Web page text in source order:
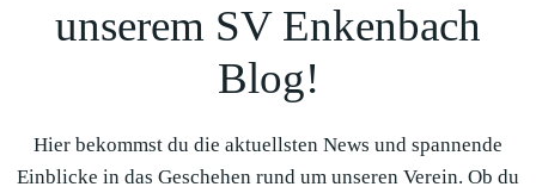
unserem SV Enkenbach
Blog!
Hier bekommst du die aktuellsten News und spannende
Einblicke in das Geschehen rund um unseren Verein. Ob du